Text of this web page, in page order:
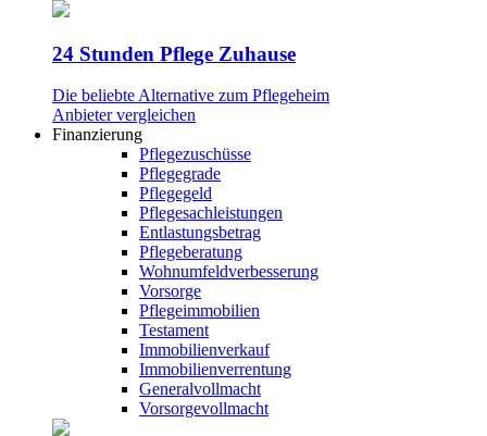
24 Stunden Pflege Zuhause
Die beliebte Alternative zum Pflegeheim
Anbieter vergleichen
Finanzierung
Pflegezuschüsse
Pflegegrade
Pflegegeld
Pflegesachleistungen
Entlastungsbetrag
Pflegeberatung
Wohnumfeldverbesserung
Vorsorge
Pflegeimmobilien
Testament
Immobilienverkauf
Immobilienverrentung
Generalvollmacht
Vorsorgevollmacht